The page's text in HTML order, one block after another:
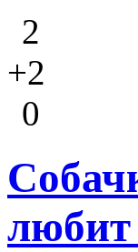
2
+2
0
любит